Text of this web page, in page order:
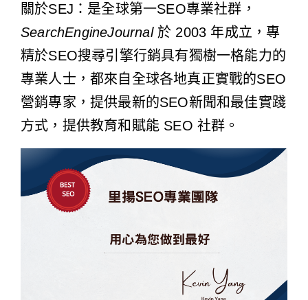
關於SEJ：是全球第一SEO專業社群，
SearchEngineJournal 於 2003 年成立，專
精於SEO搜尋引擎行銷具有獨樹一格能力的
專業人士，都來自全球各地真正實戰的SEO
營銷專家，提供最新的SEO新聞和最佳實踐
方式，提供教育和賦能 SEO 社群。